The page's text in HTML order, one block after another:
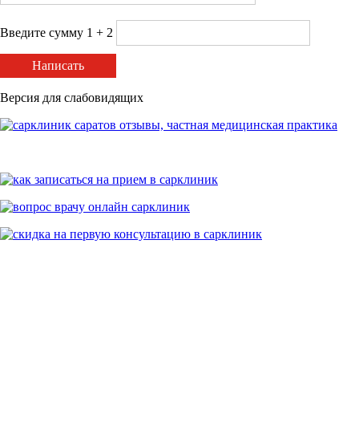
Введите сумму 1 + 2
Написать
Версия для слабовидящих